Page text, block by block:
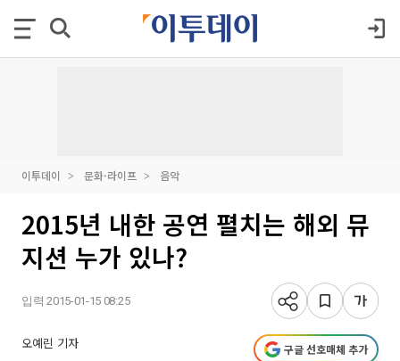
이투데이 문화·라이프 음악
2015년 내한 공연 펼치는 해외 뮤
지션 누가 있나?
입력 2015-01-15 08:25
오예린 기자 구글 선호매체 추가